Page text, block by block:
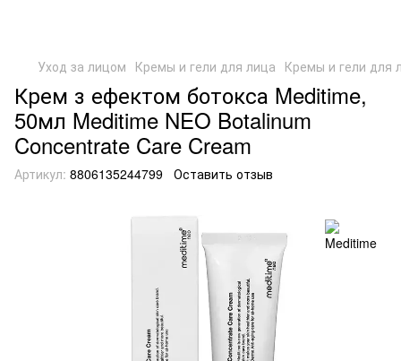
Уход за лицом Кремы и гели для лица Кремы и гели для
Крем з ефектом ботокса Meditime,
50мл Meditime NEO Botalinum
Concentrate Care Cream
Артикул: 8806135244799 Оставить отзыв